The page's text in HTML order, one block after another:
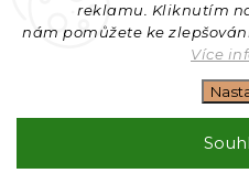
reklamu. Kliknutím
nám pomůžete ke
Více
Sledovat na Instagramu
Copyright 2026Vohodse.cz
Upravit